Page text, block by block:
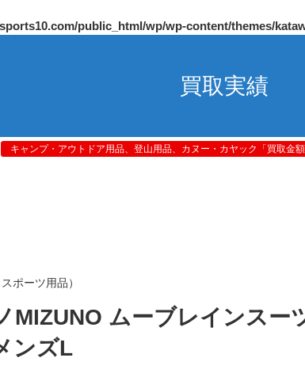
public_html/wp/wp-content/themes/
買取実績
キャンプ・アウトドア用品、登山用品、カヌー・カヤック「買取金
ポーツ用品）
MIZUNO ムーブレインスー
ンズL